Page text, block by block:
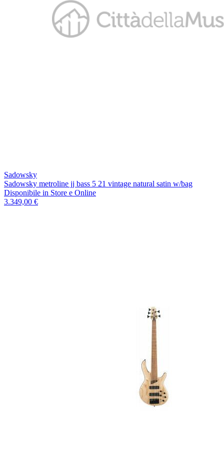
Sadowsky
Sadowsky metroline jj bass 5 21 vintage natural satin w/bag
Disponibile in Store e Online
3.349,00 €